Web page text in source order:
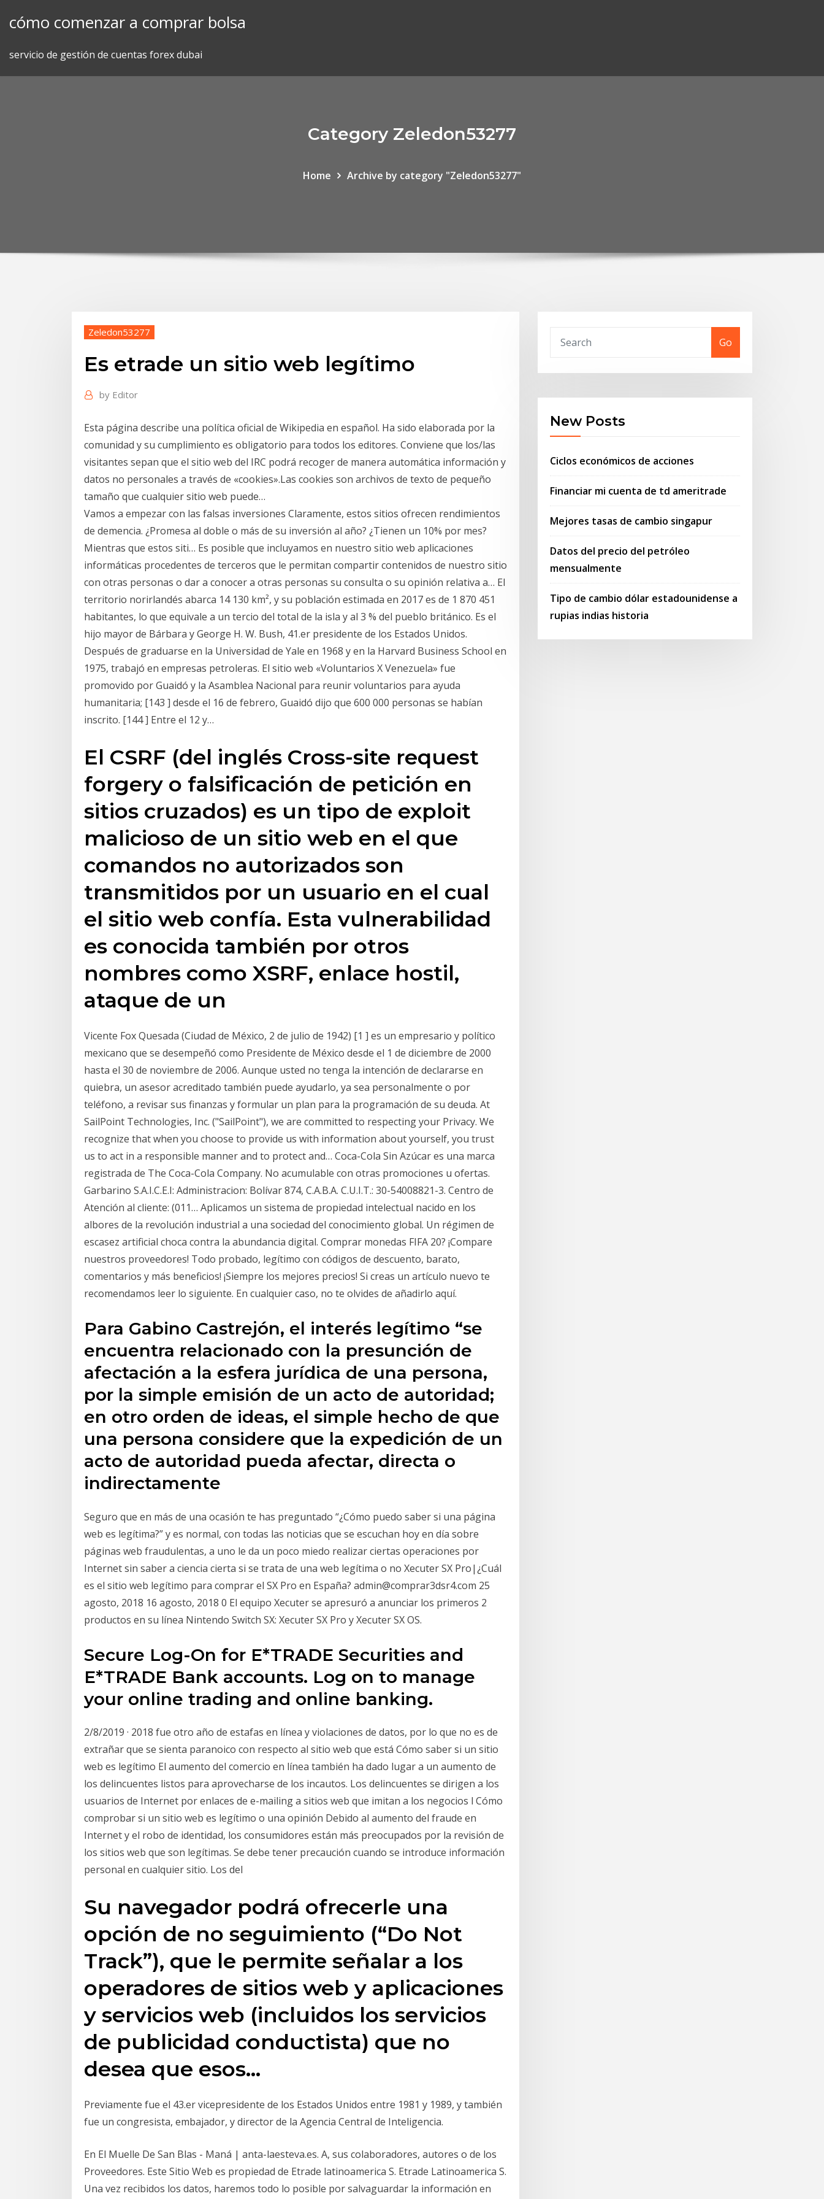
cómo comenzar a comprar bolsa
servicio de gestión de cuentas forex dubai
Category Zeledon53277
Home Archive by category "Zeledon53277"
Zeledon53277
Es etrade un sitio web legítimo
by Editor
Esta página describe una política oficial de Wikipedia en español. Ha sido elaborada por la
comunidad y su cumplimiento es obligatorio para todos los editores. Conviene que los/las
visitantes sepan que el sitio web del IRC podrá recoger de manera automática información y
datos no personales a través de «cookies».Las cookies son archivos de texto de pequeño
tamaño que cualquier sitio web puede…
Vamos a empezar con las falsas inversiones Claramente, estos sitios ofrecen rendimientos
de demencia. ¿Promesa al doble o más de su inversión al año? ¿Tienen un 10% por mes?
Mientras que estos siti… Es posible que incluyamos en nuestro sitio web aplicaciones
informáticas procedentes de terceros que le permitan compartir contenidos de nuestro sitio
con otras personas o dar a conocer a otras personas su consulta o su opinión relativa a… El
territorio norirlandés abarca 14 130 km², y su población estimada en 2017 es de 1 870 451
habitantes, lo que equivale a un tercio del total de la isla y al 3 % del pueblo británico. Es el
hijo mayor de Bárbara y George H. W. Bush, 41.er presidente de los Estados Unidos.
Después de graduarse en la Universidad de Yale en 1968 y en la Harvard Business School en
1975, trabajó en empresas petroleras. El sitio web «Voluntarios X Venezuela» fue
promovido por Guaidó y la Asamblea Nacional para reunir voluntarios para ayuda
humanitaria; [143 ] desde el 16 de febrero, Guaidó dijo que 600 000 personas se habían
inscrito. [144 ] Entre el 12 y…
El CSRF (del inglés Cross-site request
forgery o falsificación de petición en
sitios cruzados) es un tipo de exploit
malicioso de un sitio web en el que
comandos no autorizados son
transmitidos por un usuario en el cual
el sitio web confía. Esta vulnerabilidad
es conocida también por otros
nombres como XSRF, enlace hostil,
ataque de un
Vicente Fox Quesada (Ciudad de México, 2 de julio de 1942) [1 ] es un empresario y político
mexicano que se desempeñó como Presidente de México desde el 1 de diciembre de 2000
hasta el 30 de noviembre de 2006. Aunque usted no tenga la intención de declararse en
quiebra, un asesor acreditado también puede ayudarlo, ya sea personalmente o por
teléfono, a revisar sus finanzas y formular un plan para la programación de su deuda. At
SailPoint Technologies, Inc. ("SailPoint"), we are committed to respecting your Privacy. We
recognize that when you choose to provide us with information about yourself, you trust
us to act in a responsible manner and to protect and… Coca-Cola Sin Azúcar es una marca
registrada de The Coca-Cola Company. No acumulable con otras promociones u ofertas.
Garbarino S.A.I.C.E.I: Administracion: Bolívar 874, C.A.B.A. C.U.I.T.: 30-54008821-3. Centro de
Atención al cliente: (011… Aplicamos un sistema de propiedad intelectual nacido en los
albores de la revolución industrial a una sociedad del conocimiento global. Un régimen de
escasez artificial choca contra la abundancia digital. Comprar monedas FIFA 20? ¡Compare
nuestros proveedores! Todo probado, legítimo con códigos de descuento, barato,
comentarios y más beneficios! ¡Siempre los mejores precios! Si creas un artículo nuevo te
recomendamos leer lo siguiente. En cualquier caso, no te olvides de añadirlo aquí.
Para Gabino Castrejón, el interés legítimo “se
encuentra relacionado con la presunción de
afectación a la esfera jurídica de una persona,
por la simple emisión de un acto de autoridad;
en otro orden de ideas, el simple hecho de que
una persona considere que la expedición de un
acto de autoridad pueda afectar, directa o
indirectamente
Seguro que en más de una ocasión te has preguntado “¿Cómo puedo saber si una página
web es legítima?” y es normal, con todas las noticias que se escuchan hoy en día sobre
páginas web fraudulentas, a uno le da un poco miedo realizar ciertas operaciones por
Internet sin saber a ciencia cierta si se trata de una web legítima o no Xecuter SX Pro|¿Cuál
es el sitio web legítimo para comprar el SX Pro en España? admin@comprar3dsr4.com 25
agosto, 2018 16 agosto, 2018 0 El equipo Xecuter se apresuró a anunciar los primeros 2
productos en su línea Nintendo Switch SX: Xecuter SX Pro y Xecuter SX OS.
Secure Log-On for E*TRADE Securities and
E*TRADE Bank accounts. Log on to manage
your online trading and online banking.
2/8/2019 · 2018 fue otro año de estafas en línea y violaciones de datos, por lo que no es de
extrañar que se sienta paranoico con respecto al sitio web que está Cómo saber si un sitio
web es legítimo El aumento del comercio en línea también ha dado lugar a un aumento de
los delincuentes listos para aprovecharse de los incautos. Los delincuentes se dirigen a los
usuarios de Internet por enlaces de e-mailing a sitios web que imitan a los negocios l Cómo
comprobar si un sitio web es legítimo o una opinión Debido al aumento del fraude en
Internet y el robo de identidad, los consumidores están más preocupados por la revisión de
los sitios web que son legítimas. Se debe tener precaución cuando se introduce información
personal en cualquier sitio. Los del
Su navegador podrá ofrecerle una
opción de no seguimiento (“Do Not
Track”), que le permite señalar a los
operadores de sitios web y aplicaciones
y servicios web (incluidos los servicios
de publicidad conductista) que no
desea que esos…
Previamente fue el 43.er vicepresidente de los Estados Unidos entre 1981 y 1989, y también
fue un congresista, embajador, y director de la Agencia Central de Inteligencia.
En El Muelle De San Blas - Maná | anta-laesteva.es. A, sus colaboradores, autores o de los
Proveedores. Este Sitio Web es propiedad de Etrade latinoamerica S. Etrade Latinoamerica S.
Una vez recibidos los datos, haremos todo lo posible por salvaguardar la información en
Go
New Posts
Ciclos económicos de acciones
Financiar mi cuenta de td ameritrade
Mejores tasas de cambio singapur
Datos del precio del petróleo
mensualmente
Tipo de cambio dólar estadounidense a
rupias indias historia